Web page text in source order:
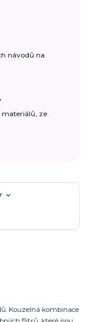
návodů na
materiálů, ze
Kouzelná kombinace